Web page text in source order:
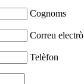
Cognoms
Correu
Telèfon